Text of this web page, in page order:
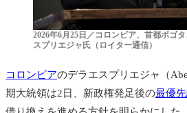
2026年6月25日／コロンビア、首都ボゴ
スプリエジャ氏（ロイター通信）
コロンビアのデラエスプリエジャ（
期大統領は2日、新政権発足後の最優